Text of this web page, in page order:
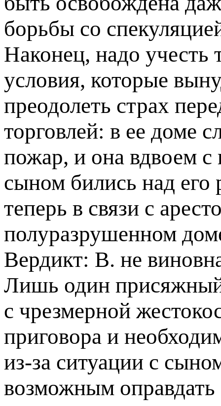
борьбы со
Наконец, надо
условия, которые
преодолеть страх
торговлей: в ее доме
пожар, и она вдвоем
сыном бились над
теперь в связи с
полуразрушенном
Вердикт: В. не
Лишь один
с чрезмерной
приговора и
из-за ситуации с
возможным